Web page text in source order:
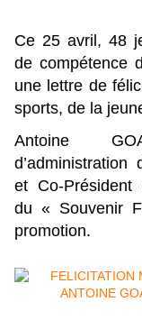
Ce 25 avril, 48
de compétence
une lettre de
sports, de la
Antoine
et Co-
du « Souvenir
promotion.